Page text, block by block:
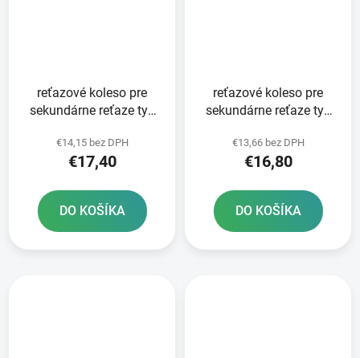
reťazové koleso pre
sekundárne reťaze typ
zubov
€14,15 bez DPH
€17,40
DO KOŠÍKA
reťazové koleso pre
sekundárne reťaze typ
zubov
€13,66 bez DPH
€16,80
DO KOŠÍKA